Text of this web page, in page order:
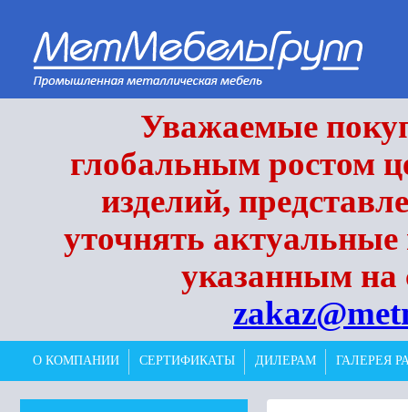
Уважаемые
глобальным ростом
изделий,
уточнять
указанным на
О КОМПАНИИ СЕРТИФИКАТЫ ДИЛЕРАМ ГАЛЕРЕЯ